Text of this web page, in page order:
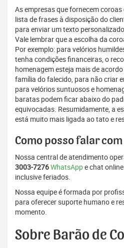
As empresas que fornecem
lista de frases à disposição do
para enviar um texto
Vale lembrar que a escolha da
Por exemplo: para velórios
tenha condições financeiras, o
homenagem esteja mais de
família do falecido, para não criar
para velórios suntuosos e
baratas podem ficar abaixo do
equivocadas. Resumidamente, a
está muito mais ligada ao tato e
Como posso falar com
Nossa central de atendimento
3003-7276WhatsAppe chat
inclusive feriados.
Nossa equipe é formada por
para oferecer suporte humano e
momento.
Sobre Barão de